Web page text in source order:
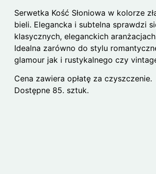
Serwetka Kość Słoniowa w kolorze
bieli. Elegancka i subtelna sprawdzi
klasycznych, eleganckich
Idealna zarówno do stylu
glamour jak i rustykalnego czy
Cena zawiera opłatę za czyszczenie.
Dostępne 85. sztuk.